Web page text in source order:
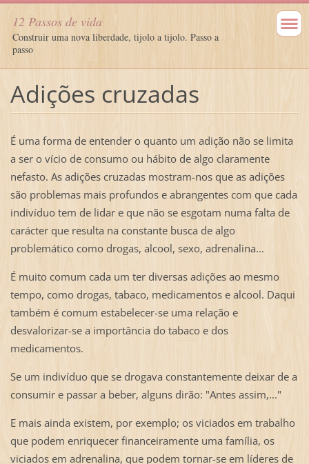
12 Passos de vida
Construir uma nova liberdade, tijolo a tijolo. Passo a
passo
Adições cruzadas
É uma forma de entender o quanto um adição não se limita
a ser o vício de consumo ou hábito de algo claramente
nefasto. As adições cruzadas mostram-nos que as adições
são problemas mais profundos e abrangentes com que cada
indivíduo tem de lidar e que não se esgotam numa falta de
carácter que resulta na constante busca de algo
problemático como drogas, alcool, sexo, adrenalina...
É muito comum cada um ter diversas adições ao mesmo
tempo, como drogas, tabaco, medicamentos e alcool. Daqui
também é comum estabelecer-se uma relação e
desvalorizar-se a importância do tabaco e dos
medicamentos.
Se um indivíduo que se drogava constantemente deixar de a
consumir e passar a beber, alguns dirão: "Antes assim,..."
E mais ainda existem, por exemplo; os viciados em trabalho
que podem enriquecer financeiramente uma família, os
viciados em adrenalina, que podem tornar-se em líderes de